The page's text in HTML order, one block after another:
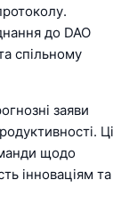
до DAO
спільному
заяви
Ці
щодо
інноваціям та